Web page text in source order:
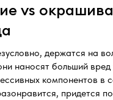
vs
держатся на
наносят больший вред
компонентов в
придется